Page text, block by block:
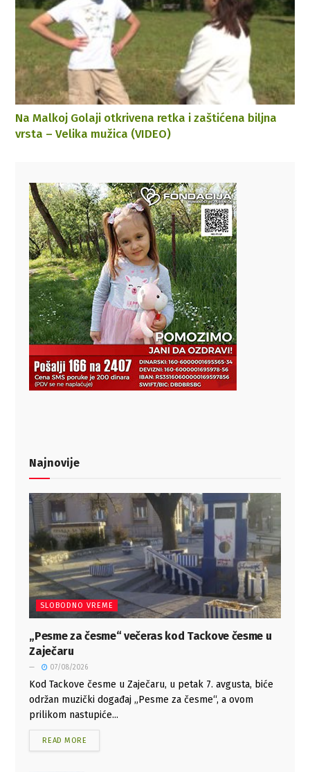
Na Malkoj Golaji otkrivena retka i zaštićena biljna
vrsta – Velika mužica (VIDEO)
Najnovije
SLOBODNO VREME
„Pesme za česme“ večeras kod Tackove česme u
Zaječaru
07/08/2026
Kod Tackove česme u Zaječaru, u petak 7. avgusta, biće
održan muzički događaj „Pesme za česme“, a ovom
prilikom nastupiće...
READ MORE